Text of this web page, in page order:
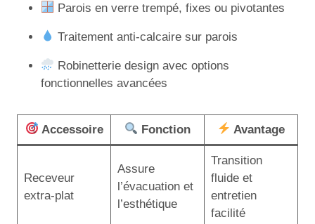
Parois en verre trempé, fixes ou pivotantes
Traitement anti-calcaire sur parois
Robinetterie design avec options
fonctionnelles avancées
Accessoire Fonction Avantage
Receveur
extra-plat
Assure
l’évacuation et
l’esthétique
Transition
fluide et
entretien
facilité